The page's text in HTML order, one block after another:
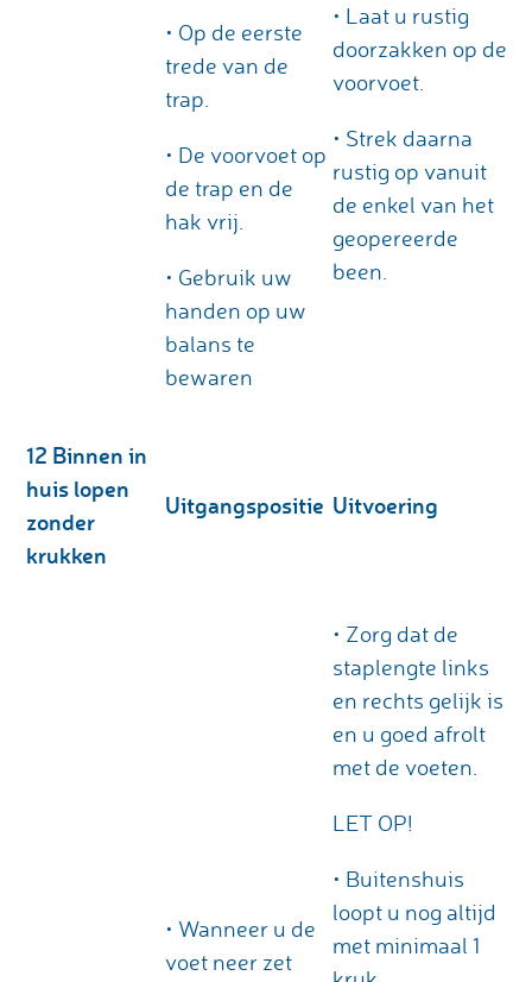
• Op de eerste
trede van de
trap.
• De voorvoet op
de trap en de
hak vrij.
• Gebruik uw
handen op uw
balans te
bewaren
• Laat u rustig
doorzakken op de
voorvoet.
• Strek daarna
rustig op vanuit
de enkel van het
geopereerde
been.
12 Binnen in
huis lopen
zonder
krukken
Uitgangspositie Uitvoering
• Wanneer u de
voet neer zet
• Zorg dat de
staplengte links
en rechts gelijk is
en u goed afrolt
met de voeten.
LET OP!
• Buitenshuis
loopt u nog altijd
met minimaal 1